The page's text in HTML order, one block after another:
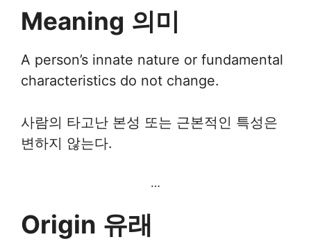
Meaning 의미
A person’s innate nature or fundamental
characteristics do not change.
사람의 타고난 본성 또는 근본적인 특성은
변하지 않는다.
…
Origin 유래